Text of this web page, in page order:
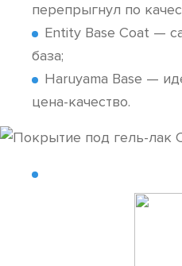
перепрыгнул по
Entity Base Coat —
база;
Haruyama Base —
цена-качество.